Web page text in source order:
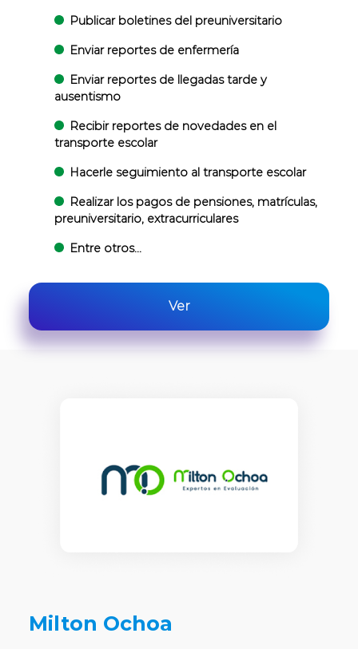
Publicar boletines del preuniversitario
Enviar reportes de enfermería
Enviar reportes de llegadas tarde y
ausentismo
Recibir reportes de novedades en el
transporte escolar
Hacerle seguimiento al transporte escolar
Realizar los pagos de pensiones, matrículas,
preuniversitario, extracurriculares
Entre otros...
Ver
Milton Ochoa